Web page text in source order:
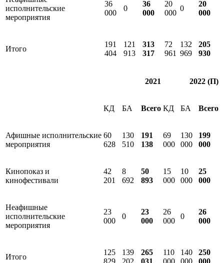
исполнительские
мероприятия
36
000
0
36
000
20
000
0
20
000
Итого
191
404
121
913
313
317
72
961
132
969
205
930
2021 2022 (П)
КД БА Всего КД БА Всего
Афишные исполнительские
мероприятия
60
628
130
510
191
138
69
000
130
000
199
000
Кинопоказ и
кинофестивали
42
201
8
692
50
893
15
000
10
000
25
000
Неафишные
исполнительские
мероприятия
23
000
0
23
000
26
000
0
26
000
Итого
125
829
139
202
265
031
110
000
140
000
250
000